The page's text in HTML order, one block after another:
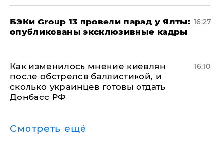
​БЭКи Group 13 провели парад у Ялты:
опубликованы эксклюзивные кадры
16:27
Как изменилось мнение киевлян
после обстрелов баллистикой, и
сколько украинцев готовы отдать
Донбасс РФ
16:10
Смотреть ещё